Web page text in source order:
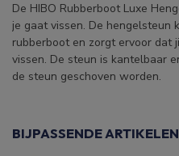
De HIBO Rubberboot Luxe
je gaat vissen. De hengelsteun
rubberboot en zorgt ervoor dat
vissen. De steun is kantelbaar
de steun geschoven worden.
BIJPASSENDE ARTIKELEN